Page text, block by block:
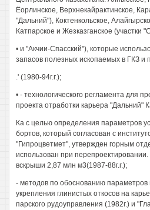
Ёорлинское, Верхнекайрактинское,
"Дальний"), Коктенкольское,
Катпарское и Жезказганское (участки
• и "Акчии-Спасский"), которые
запасов полезных ископаемых в ГКЗ и
.' (1980-94г.г.);
• - технологического регламента для
проекта отработки карьера "Дальний"
Ка с целью определения параметров
бортов, который согласован с
"Гипроцветмет", утвержден горным
использован при
вскрыши 2,87 млн м3(1987-88г.г.);
- методов по обоснованию параметров
укрепления глинистых откосов на
парского рудоуправления (1982г.) и